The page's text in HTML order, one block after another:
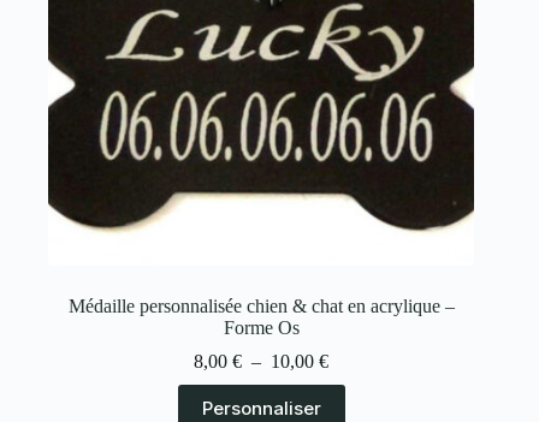
Médaille personnalisée chien & chat en acrylique –
Forme Os
8,00€ – 10,00€
Personnaliser